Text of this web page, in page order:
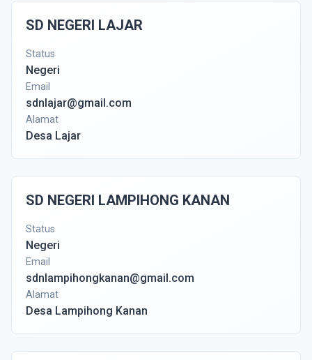
SD NEGERI LAJAR
Status
Negeri
Email
sdnlajar@gmail.com
Alamat
Desa Lajar
SD NEGERI LAMPIHONG KANAN
Status
Negeri
Email
sdnlampihongkanan@gmail.com
Alamat
Desa Lampihong Kanan